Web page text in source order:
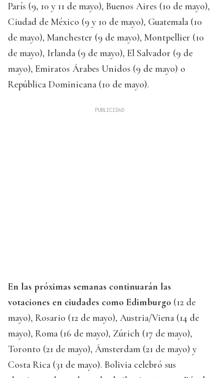
París (9, 10 y 11 de mayo), Buenos Aires (10 de mayo),
Ciudad de México (9 y 10 de mayo), Guatemala (10
de mayo), Manchester (9 de mayo), Montpellier (10
de mayo), Irlanda (9 de mayo), El Salvador (9 de
mayo), Emiratos Árabes Unidos (9 de mayo) o
República Dominicana (10 de mayo).
En las próximas semanas continuarán las
votaciones en ciudades como Edimburgo (12 de
mayo), Rosario (12 de mayo), Austria/Viena (14 de
mayo), Roma (16 de mayo), Zúrich (17 de mayo),
Toronto (21 de mayo), Ámsterdam (21 de mayo) y
Costa Rica (31 de mayo). Bolivia celebró sus